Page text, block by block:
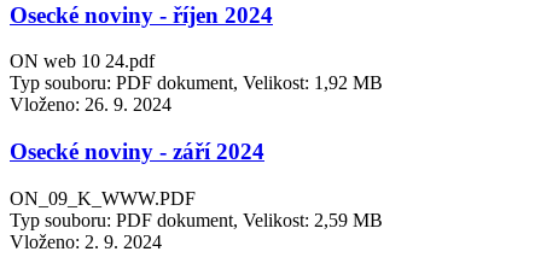
Osecké noviny - říjen 2024
ON web 10 24.pdf
Typ souboru: PDF dokument, Velikost: 1,92 MB
Vloženo: 26. 9. 2024
Osecké noviny - září 2024
ON_09_K_WWW.PDF
Typ souboru: PDF dokument, Velikost: 2,59 MB
Vloženo: 2. 9. 2024